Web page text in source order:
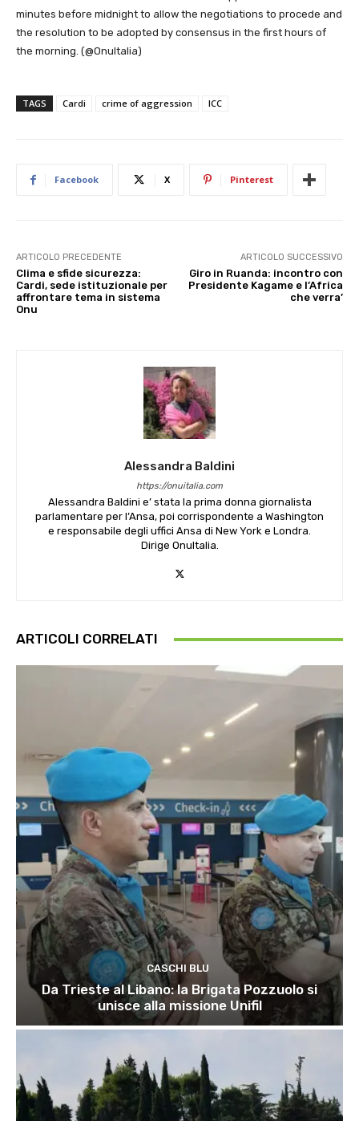
minutes before midnight to allow the negotiations to procede and
the resolution to be adopted by consensus in the first hours of
the morning. (@OnuItalia)
TAGS Cardi crime of aggression ICC
Facebook X Pinterest
ARTICOLO PRECEDENTE
Clima e sfide sicurezza:
Cardi, sede istituzionale per
affrontare tema in sistema
Onu
ARTICOLO SUCCESSIVO
Giro in Ruanda: incontro con
Presidente Kagame e l’Africa
che verra’
Alessandra Baldini
https://onuitalia.com
Alessandra Baldini e’ stata la prima donna giornalista
parlamentare per l’Ansa, poi corrispondente a Washington
e responsabile degli uffici Ansa di New York e Londra.
Dirige OnuItalia.
ARTICOLI CORRELATI
CASCHI BLU
Da Trieste al Libano: la Brigata Pozzuolo si
unisce alla missione Unifil